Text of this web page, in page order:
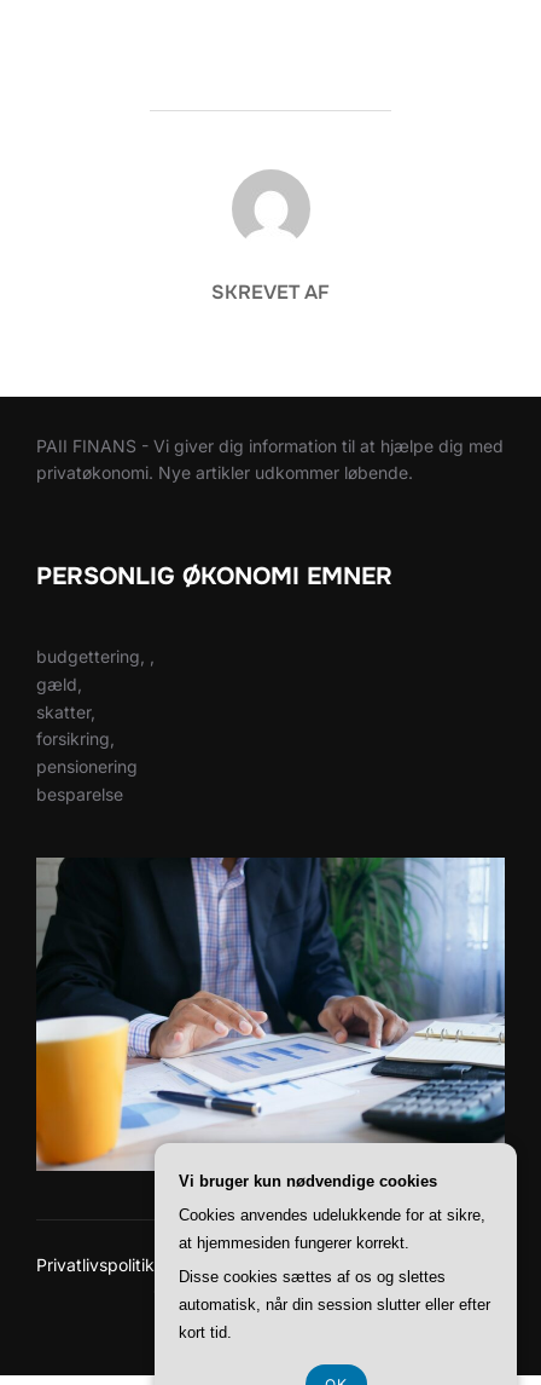
FORFATTER
SKREVET AF
PAII FINANS - Vi giver dig information til at hjælpe dig med
privatøkonomi. Nye artikler udkommer løbende.
PERSONLIG ØKONOMI EMNER
budgettering, ,
gæld,
skatter,
forsikring,
pensionering
besparelse
Privatlivspolitik
Copyright © 2026 Paii Finans
Inspiro Theme
Vi bruger kun nødvendige cookies
Cookies anvendes udelukkende for at sikre,
at hjemmesiden fungerer korrekt.
Disse cookies sættes af os og slettes
automatisk, når din session slutter eller efter
kort tid.